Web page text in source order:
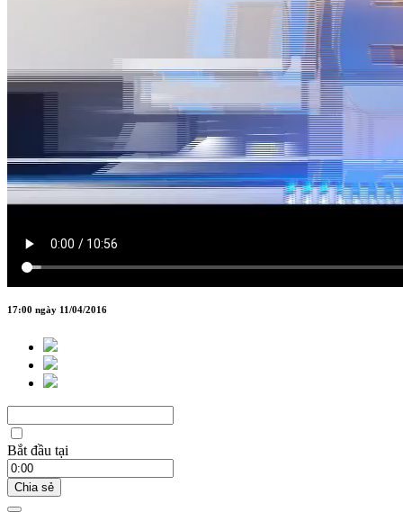
MỚI 17H
Nguồn: SCTV8 - VITV
17:00 ngày 11/04/2016
Bắt đầu tại
Chia sẻ